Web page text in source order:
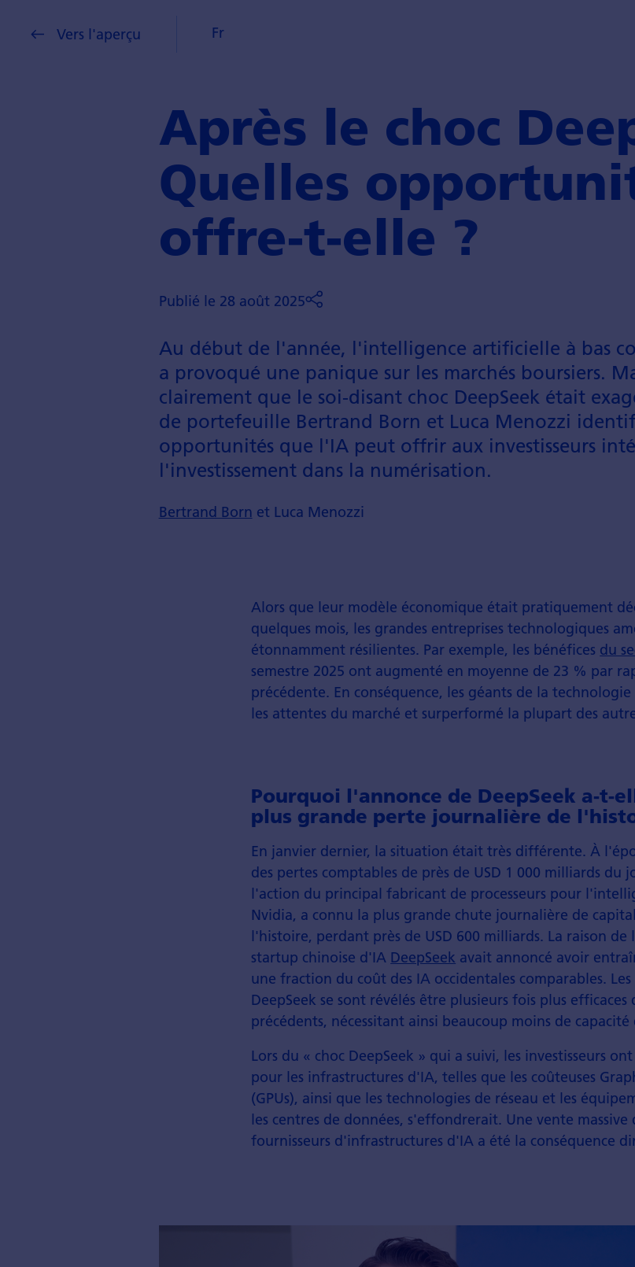
Vers l'aperçu Fr
Après le choc
Quelles
offre-t-elle ?
Publié le 28 août 2025
Au début de l'année, l'intelligence artificielle à bas
a provoqué une panique sur les marchés boursiers.
clairement que le soi-disant choc DeepSeek était
de portefeuille Bertrand Born et Luca Menozzi
opportunités que l'IA peut offrir aux investisseurs
l'investis­sement dans la numé­risation.
Bertrand Born et Luca Menozzi
Alors que leur modèle économique était pratiquement
quelques mois, les grandes entreprises technologiques
étonnamment résilientes. Par exemple, les bénéfices du
semestre 2025 ont augmenté en moyenne de 23 % par
précédente. En conséquence, les géants de la
les attentes du marché et surperformé la plupart des
Pourquoi l'annonce de DeepSeek a-t-
plus grande perte journalière de
En janvier dernier, la situation était très différente. À
des pertes comptables de près de USD 1 000 milliards du
l'action du principal fabricant de processeurs pour
Nvidia, a connu la plus grande chute journalière de
l'histoire, perdant près de USD 600 milliards. La raison
startup chinoise d'IA DeepSeek avait annoncé avoir
une fraction du coût des IA occidentales comparables.
DeepSeek se sont révélés être plusieurs fois plus efficaces
précédents, nécessitant ainsi beaucoup moins de capacité
Lors du « choc DeepSeek » qui a suivi, les investisseurs
pour les infrastructures d'IA, telles que les coûteuses
(GPUs), ainsi que les technologies de réseau et les
les centres de données, s'effondrerait. Une vente massive
fournisseurs d'infrastructures d'IA a été la conséquence